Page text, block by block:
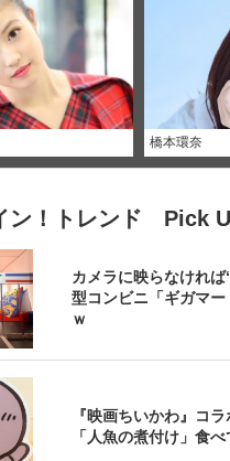
橋本環奈
ン！トレンド Pick
カメラに映らなけれ
型コンビニ「ギガマ
ｗ
『映画ちいかわ』コ
「人魚の煮付け」食